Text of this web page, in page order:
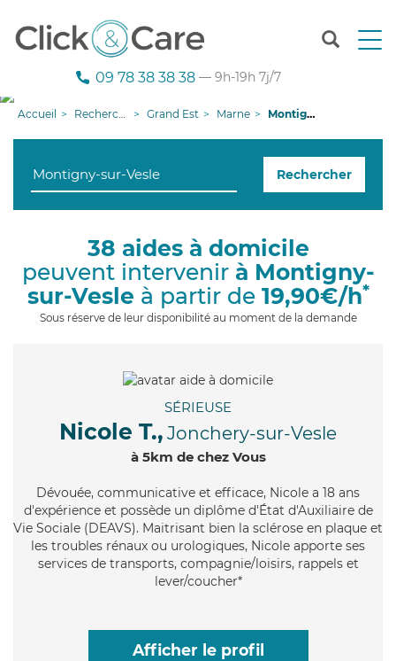
T
n
g
i
o
09 78 38 38 38 — 9h-19h 7j/7
Accueil Recherche aide à domicile Grand Est Marne Montigny-sur-Vesle
Rechercher
38 aides à domicile
peuvent intervenir à Montigny-
sur-Vesle à partir de 19,90€/h*
Sous réserve de leur disponibilité au moment de la demande
SÉRIEUSE
Nicole T., Jonchery-sur-Vesle
à 5km de chez Vous
Dévouée, communicative et efficace, Nicole a 18 ans
d'expérience et possède un diplôme d'État d'Auxiliaire de
Vie Sociale (DEAVS). Maitrisant bien la sclérose en plaque et
les troubles rénaux ou urologiques, Nicole apporte ses
services de transports, compagnie/loisirs, rappels et
lever/coucher*
Afficher le profil